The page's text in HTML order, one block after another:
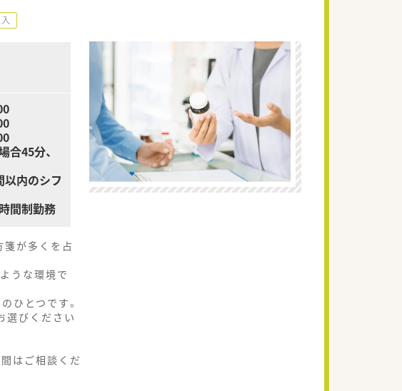
45分、
内のシフ
間制勤務
が多くを占
うな環境で
ひとつです。
選びください
はご相談くだ